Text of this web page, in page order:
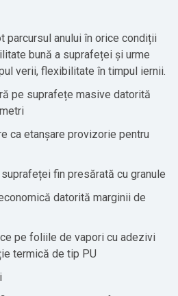
parcursul anului în orice condiții
bună a suprafeței și urme
verii, flexibilitate în timpul iernii.
pe suprafețe masive datorită
ca etanșare provizorie pentru
fin presărată cu granule
datorită marginii de
pe foliile de vapori cu adezivi
termică de tip PU